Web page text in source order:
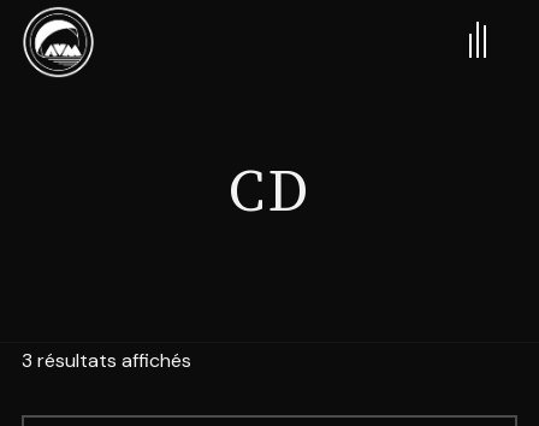
CD
3 résultats affichés